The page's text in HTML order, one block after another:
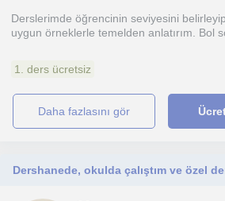
Derslerimde öğrencinin seviyesini
uygun örneklerle temelden anlatırım. Bol
1. ders ücretsiz
daha fazlasını gör